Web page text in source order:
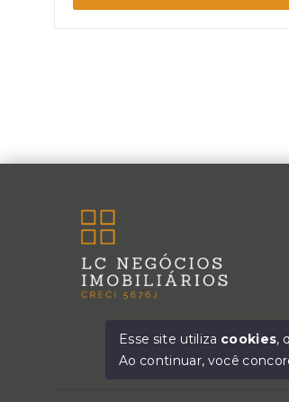
Esse site utiliza cookies,
Ao continuar, você